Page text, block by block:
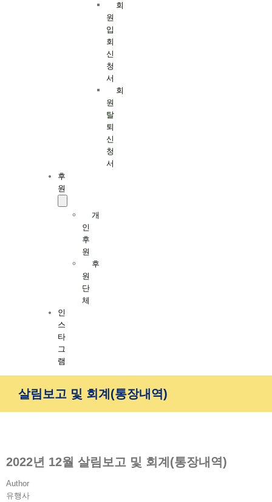
회
원
입
회
신
청
서
회
원
탈
퇴
신
청
서
후
원
개
인
후
원
후
원
단
체
인
스
타
그
램
살림보고 및 회계(통장내역)
2022년 12월 살림보고 및 회계(통장내역)
Author
유행사